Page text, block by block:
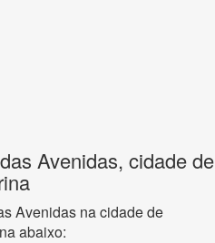
Avenidas, cidade de
Avenidas na cidade de
abaixo: